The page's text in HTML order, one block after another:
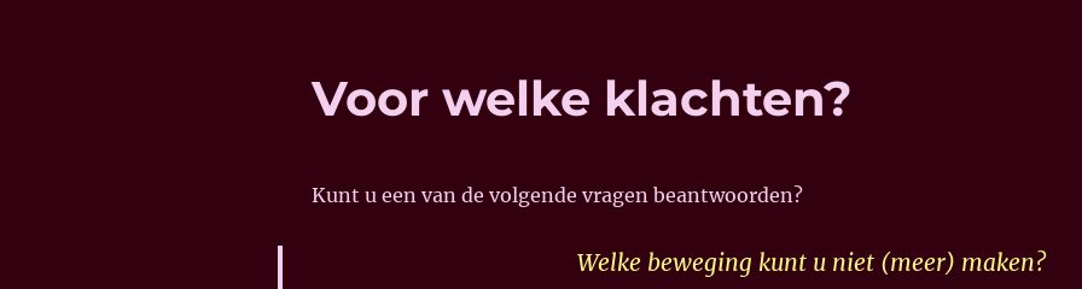
Voor welke klachten?
Kunt u een van de volgende vragen beantwoorden?
Welke beweging kunt u niet (meer) maken?